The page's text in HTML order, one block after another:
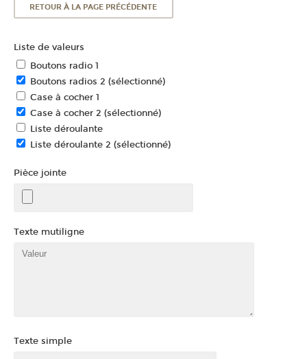
Liste de valeurs
Boutons radio 1
Boutons radios 2 (sélectionné)
Case à cocher 1
Case à cocher 2 (sélectionné)
Liste déroulante
Liste déroulante 2 (sélectionné)
Pièce jointe
Texte mutiligne
Texte simple